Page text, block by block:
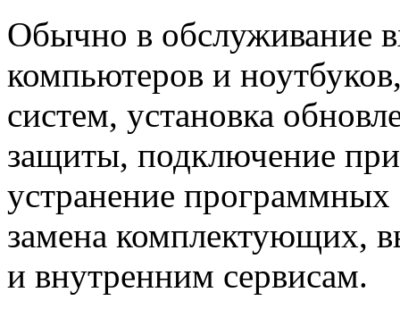
Обычно в обслуживание
компьютеров и
систем, установка
защиты, подключение
устранение
замена комплектующих,
и внутренним сервисам.